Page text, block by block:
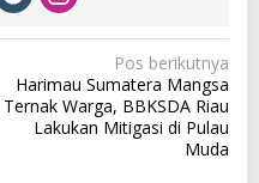
Pos berikutnya
Harimau Sumatera Mangsa
Ternak Warga, BBKSDA Riau
Lakukan Mitigasi di Pulau
Muda